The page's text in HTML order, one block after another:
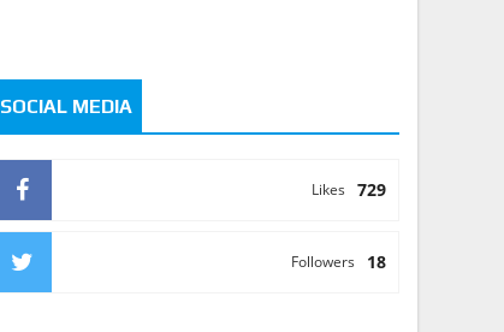
SOCIAL MEDIA
729
Likes
18
Followers